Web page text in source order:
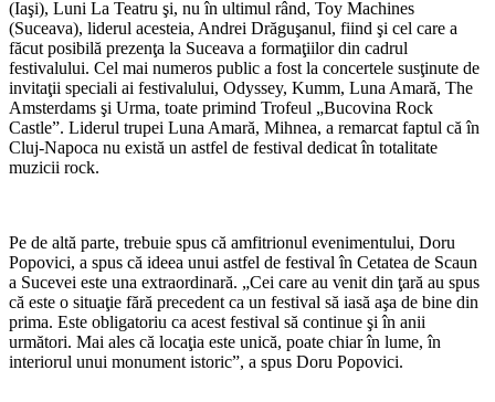
(Iaşi), Luni La Teatru şi, nu în ultimul rând, Toy Machines
(Suceava), liderul acesteia, Andrei Drăguşanul, fiind şi cel care a
făcut posibilă prezenţa la Suceava a formaţiilor din cadrul
festivalului. Cel mai numeros public a fost la concertele susţinute de
invitaţii speciali ai festivalului, Odyssey, Kumm, Luna Amară, The
Amsterdams şi Urma, toate primind Trofeul „Bucovina Rock
Castle”. Liderul trupei Luna Amară, Mihnea, a remarcat faptul că în
Cluj-Napoca nu există un astfel de festival dedicat în totalitate
muzicii rock.
Pe de altă parte, trebuie spus că amfitrionul evenimentului, Doru
Popovici, a spus că ideea unui astfel de festival în Cetatea de Scaun
a Sucevei este una extraordinară. „Cei care au venit din ţară au spus
că este o situaţie fără precedent ca un festival să iasă aşa de bine din
prima. Este obligatoriu ca acest festival să continue şi în anii
următori. Mai ales că locaţia este unică, poate chiar în lume, în
interiorul unui monument istoric”, a spus Doru Popovici.